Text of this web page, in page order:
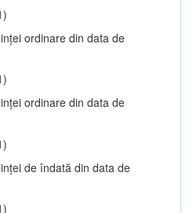
ordinare din data de
ordinare din data de
de îndată din data de